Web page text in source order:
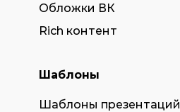
Обложки ВК
Rich контент
Шаблоны
Шаблоны презентаций